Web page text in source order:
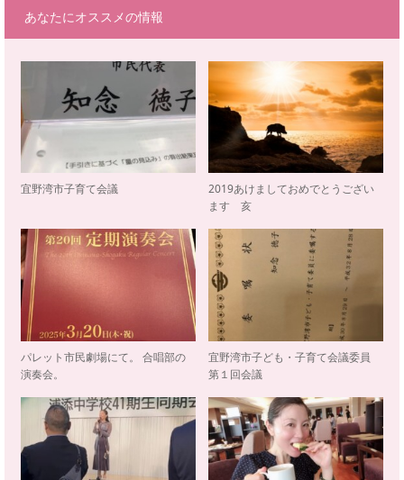
あなたにオススメの情報
宜野湾市子育て会議
2019あけましておめでとうござい
ます 亥
パレット市民劇場にて。 合唱部の
演奏会。
宜野湾市子ども・子育て会議委員
第１回会議